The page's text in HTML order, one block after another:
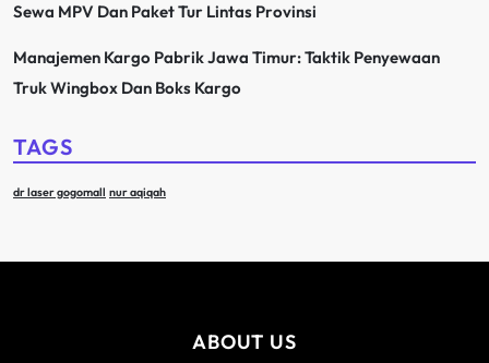
Sewa MPV Dan Paket Tur Lintas Provinsi
Manajemen Kargo Pabrik Jawa Timur: Taktik Penyewaan
Truk Wingbox Dan Boks Kargo
TAGS
dr laser gogomall nur aqiqah
ABOUT US